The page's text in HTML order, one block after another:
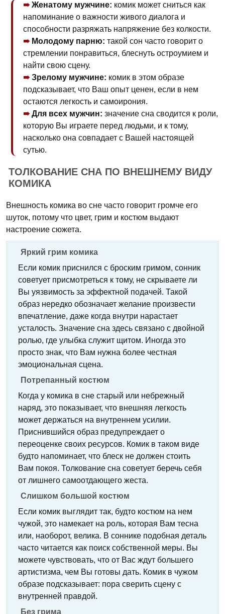
Женатому мужчине: комик может сниться как
напоминание о важности живого диалога и
способности разряжать напряжение без колкости.
Молодому парню: такой сон часто говорит о
стремлении понравиться, блеснуть остроумием и
найти свою сцену.
Зрелому мужчине: комик в этом образе
подсказывает, что Ваш опыт ценен, если в нем
остаются легкость и самоирония.
Для всех мужчин: значение сна сводится к роли,
которую Вы играете перед людьми, и к тому,
насколько она совпадает с Вашей настоящей
сутью.
ТОЛКОВАНИЕ СНА ПО ВНЕШНЕМУ ВИДУ
КОМИКА
Внешность комика во сне часто говорит громче его
шуток, потому что цвет, грим и костюм выдают
настроение сюжета.
Яркий грим комика
Если комик приснился с броским гримом, сонник
советует присмотреться к тому, не скрываете ли
Вы уязвимость за эффектной подачей. Такой
образ нередко обозначает желание произвести
впечатление, даже когда внутри нарастает
усталость. Значение сна здесь связано с двойной
ролью, где улыбка служит щитом. Иногда это
просто знак, что Вам нужна более честная
эмоциональная сцена.
Потрепанный костюм
Когда у комика в сне старый или небрежный
наряд, это показывает, что внешняя легкость
может держаться на внутреннем усилии.
Приснившийся образ предупреждает о
переоценке своих ресурсов. Комик в таком виде
будто напоминает, что блеск не должен стоить
Вам покоя. Толкование сна советует беречь себя
от лишнего самоотдающего жеста.
Слишком большой костюм
Если комик выглядит так, будто костюм на нем
чужой, это намекает на роль, которая Вам тесна
или, наоборот, велика. В соннике подобная деталь
часто читается как поиск собственной меры. Вы
можете чувствовать, что от Вас ждут большего
артистизма, чем Вы готовы дать. Комик в чужом
образе подсказывает: пора сверить сцену с
внутренней правдой.
Без грима